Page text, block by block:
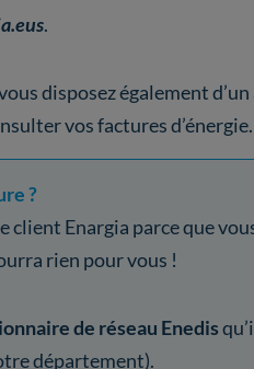
.
disposez également d’un
vos factures d’énergie.
?
Enargia parce que
rien pour vous !
de réseau Enedis
département).